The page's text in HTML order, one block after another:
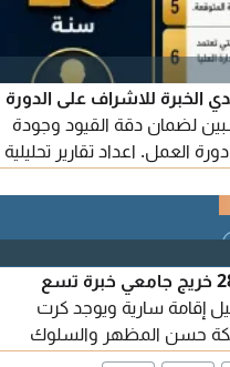
مصري خبرة 20 عاما لدي الخبرة للاشراف على الدورة
لضمان دقة القيود وجودة
العمل. اعداد تقارير تحليلية
الموازنات التخطيطية
وتقديم توصيات لتحسين
سائق دينا سوداني الجنسية العمر 28 خريج جامعي خبرة تسع
إقامة سارية ويوجد كرت
حسن المظهر والسلوك
السير والسلوك